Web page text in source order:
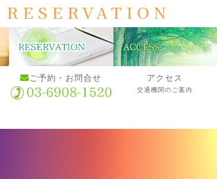
ご予約・お問合せ アクセス
交通機関のご案内